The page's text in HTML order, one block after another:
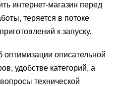
интернет-магазин перед
теряется в потоке
к запуску.
оптимизации описательной
удобстве категорий, а
технической